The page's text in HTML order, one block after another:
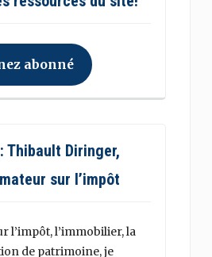
abonné
Thibault Diringer,
sur l’impôt
l’impôt, l’immobilier, la
de patrimoine, je